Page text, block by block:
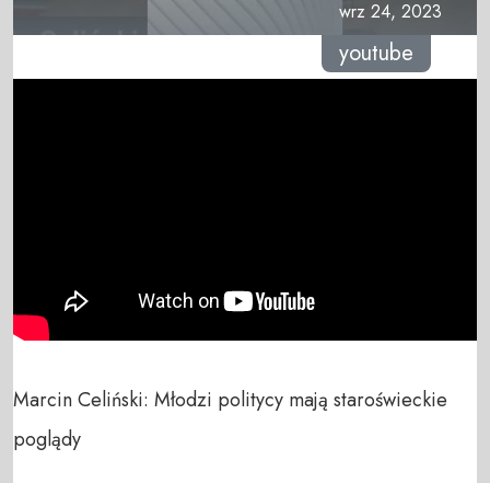
wrz 24, 2023
youtube
Marcin Celiński: Młodzi politycy mają staroświeckie
poglądy